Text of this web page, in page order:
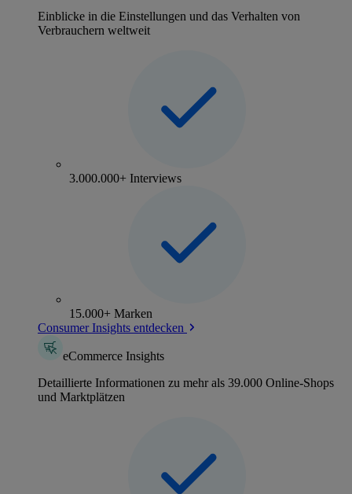
Einblicke in die Einstellungen und das Verhalten von
Verbrauchern weltweit
3.000.000+ Interviews
15.000+ Marken
Consumer Insights entdecken
eCommerce Insights
Detaillierte Informationen zu mehr als 39.000 Online-Shops
und Marktplätzen